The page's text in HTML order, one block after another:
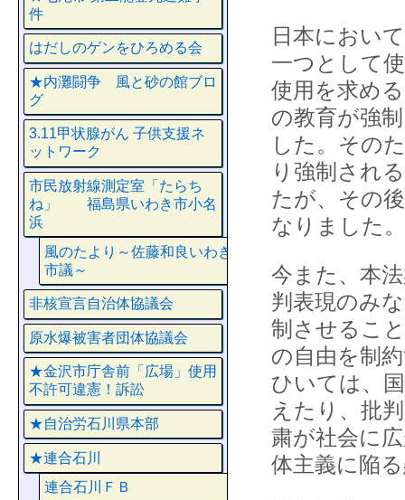
日本におい
一つとして
使用を求め
の教育が強
した。その
り強制され
たが、その
なりました。
今また、本
判表現のみ
制させるこ
の自由を制
ひいては、
えたり、批
粛が社会に
体主義に陥
件
はだしのゲンをひろめる会
★内灘闘争 風と砂の館ブロ
グ
3.11甲状腺がん 子供支援ネ
ットワーク
市民放射線測定室「たらち
ね」 福島県いわき市小名
浜
風のたより～佐藤和良いわき
市議～
非核宣言自治体協議会
原水爆被害者団体協議会
★金沢市庁舎前「広場」使用
不許可違憲！訴訟
★自治労石川県本部
★連合石川
連合石川ＦＢ